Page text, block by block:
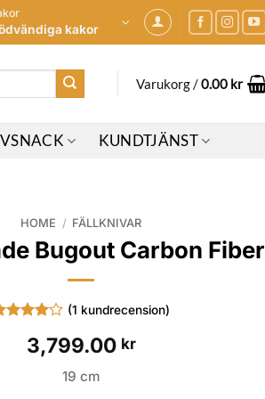
kakor
Varukorg /0.00 kr
KUNDTJÄNST
HOME / FÄLLKNIVAR
Bugout Carbon Fiber
av 5
(1 kundrecension)
3,799.00 kr
19 cm